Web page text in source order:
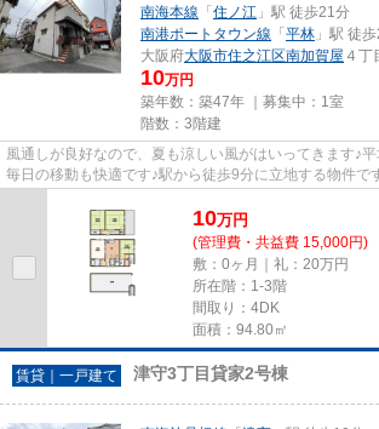
南海本線 「 住ノ江 」駅 徒歩21分
南港ポートタウン線 「 平林 」駅 徒
大阪府大阪市住之江区南加賀屋 ４丁
10万円
築年数：築47年 ｜募集中： 1室
階数：3階建
風通しが良好なので、夏も涼しい風がはいってきます♪
毎日の移動も快適です♪駅から徒歩9分に立地する物件で
10万円
(管理費・共益費 15,000円)
敷：0ヶ月｜礼：20万円
所在階：1-3階
間取り：4DK
面積：94.80㎡
賃貸｜一戸建て 津守3丁目貸家2号棟